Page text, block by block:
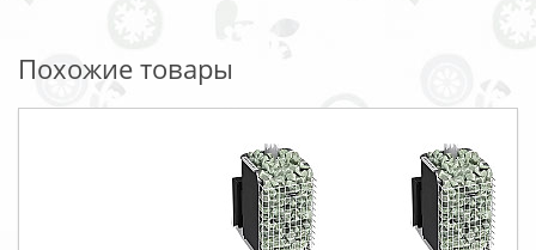
Похожие товары